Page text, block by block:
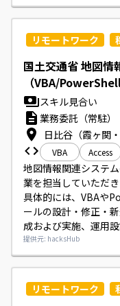
リモートワーク
国土交通省 地図情
（VBA/PowerShell
スキル見合い
業務委託（常駐）
日比谷（霞ヶ関
VBA Access
地図情報関連システ
業を担当していただき
具体的には、VBAや
ールの設計・修正・
成および実施、運用
試験対応などを行って
オンプレ環境から
改修が含まれますが
提供元: hacksHub
リモートワーク